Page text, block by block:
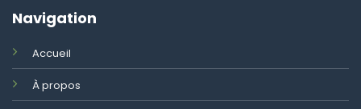
Navigation
Accueil
À propos